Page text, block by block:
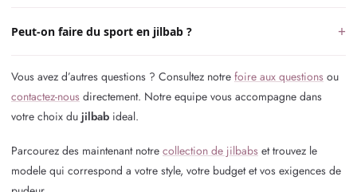
Peut-on faire du sport en jilbab ?
Vous avez d’autres questions ? Consultez notre foire aux questions ou
contactez-nous directement. Notre equipe vous accompagne dans
votre choix du jilbab ideal.
Parcourez des maintenant notre collection de jilbabs et trouvez le
modele qui correspond a votre style, votre budget et vos exigences de